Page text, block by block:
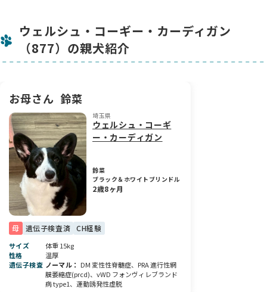
らに深まり、ぐっと大人っぽい雰囲気になってくるのが楽しみ
です。
👑 優秀な血統について
ママ犬は JKC Jr.チャンピオン、インターナショナルJr.チャン
ピオン、JKCチャンピオン の三タイトルを持ち、
パパ犬も ベラルーシJr.チャンピオン、JKC Jr.チャンピオン、
JKCチャンピオン と豊富な実績のある男の子です✨
優れた血統をしっかり受け継いでいるので、外見・性格ともに
今後の成長がとても楽しみな子です。
🧾 価格に含まれる内容について
以下の内容をすべて含めてお渡しいたします✨
・1回目のワクチン(10種)
・マイクロチップ挿入料および初期登録料
・血統書
・健康診断（お迎え前の健康診断時には診断書付き）
・駆虫予防料
・お持たせセット
※ご希望の方には、コールネーム登録も別途お受けしていま
ウェルシュ・コーギー・カーディガン
（877）の親犬紹介
お母さん 鈴菜
埼玉県
ウェルシュ・コーギ
ー・カーディガン
鈴菜
ブラック＆ホワイトブリンドル
2歳8ヶ月
母 遺伝子検査済 CH経験
サイズ
体重 15kg
性格
温厚
遺伝子検査 ノーマル
DM 変性性脊髄症、PRA 進行性網
膜萎縮症(prcd)、vWD フォンヴィレブランド
病 type1、運動誘発性虚脱